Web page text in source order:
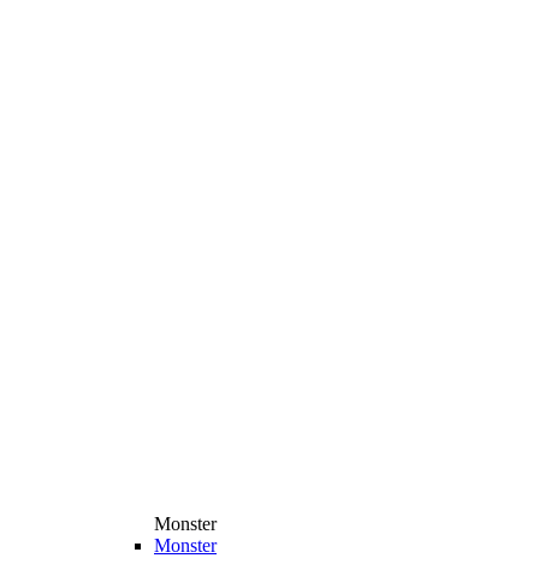
Monster
Monster